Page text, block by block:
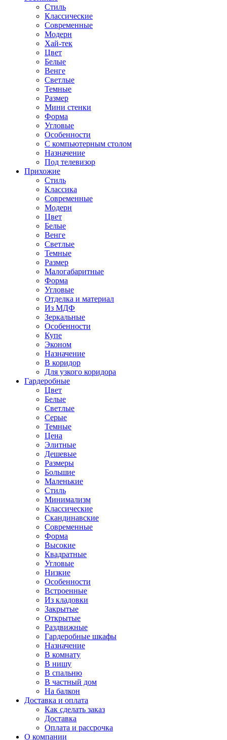
Стиль
Классические
Современные
Модерн
Хай-тек
Цвет
Белые
Венге
Светлые
Темные
Размер
Мини стенки
Форма
Угловые
Особенности
С компьютерным столом
Назначение
Под телевизор
Прихожие
Стиль
Классика
Современные
Модерн
Цвет
Белые
Венге
Светлые
Темные
Размер
Малогабаритные
Форма
Угловые
Отделка и материал
Из МДФ
Зеркальные
Особенности
Купе
Эконом
Назначение
В коридор
Для узкого коридора
Гардеробные
Цвет
Белые
Светлые
Серые
Темные
Цена
Элитные
Дешевые
Размеры
Большие
Маленькие
Стиль
Минимализм
Классические
Скандинавские
Современные
Форма
Высокие
Квадратные
Угловые
Низкие
Особенности
Встроенные
Из кладовки
Закрытые
Открытые
Раздвижные
Гардеробные шкафы
Назначение
В комнату
В нишу
В спальню
В частный дом
На балкон
Доставка и оплата
Как сделать заказ
Доставка
Оплата и рассрочка
О компании